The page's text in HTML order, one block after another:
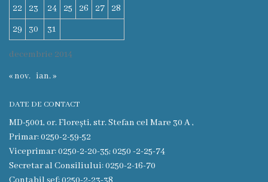
Secretar
Consilieri
Regulamentul
Consiliului
Ședințele
Consiliului
online
decembrie 2014
22
23 24 25 26 27
28
29
30 31
« nov. ian. »
DATE DE CONTACT
MD-5001, or. Florești, str. Stefan cel Mare 30 A ,
Primar: 0250-2-59-52
Viceprimar: 0250-2-20-35; 0250 -2-25-74
Secretar al Consiliului: 0250-2-16-70